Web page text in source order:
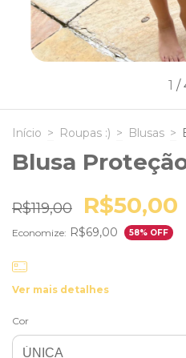
1 /
Início > Roupas :) > Blusas >
Blusa
R$119,00 R$50,00
Economize: R$69,00 58% OFF
Ver mais detalhes
Cor